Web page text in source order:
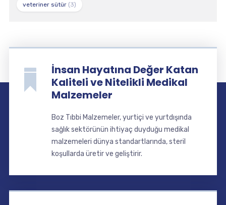
veteriner sütür(3)
İnsan Hayatına Değer Katan
Kaliteli ve Nitelikli Medikal
Malzemeler
Boz Tıbbi Malzemeler, yurtiçi ve yurtdışında
sağlık sektörünün ihtiyaç duyduğu medikal
malzemeleri dünya standartlarında, steril
koşullarda üretir ve geliştirir.